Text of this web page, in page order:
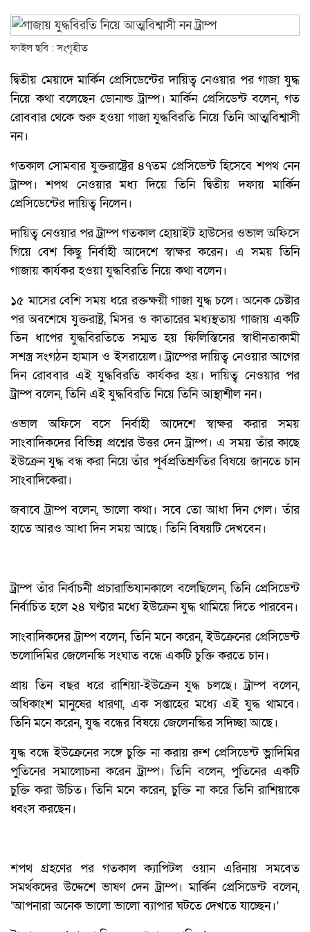
ফাইল ছবি : সংগৃহীত
দ্বিতীয় মেয়াদে মার্কিন প্রেসিডেন্টের দায়িত্ব নেওয়ার পর গাজা যুদ্ধ
নিয়ে কথা বলেছেন ডোনাল্ড ট্রাম্প। মার্কিন প্রেসিডেন্ট বলেন, গত
রোববার থেকে শুরু হওয়া গাজা যুদ্ধবিরতি নিয়ে তিনি আত্মবিশ্বাসী
নন।
গতকাল সোমবার যুক্তরাষ্ট্রের ৪৭তম প্রেসিডেন্ট হিসেবে শপথ নেন
ট্রাম্প। শপথ নেওয়ার মধ্য দিয়ে তিনি দ্বিতীয় দফায় মার্কিন
প্রেসিডেন্টের দায়িত্ব নিলেন।
দায়িত্ব নেওয়ার পর ট্রাম্প গতকাল হোয়াইট হাউসের ওভাল অফিসে
গিয়ে বেশ কিছু নির্বাহী আদেশে স্বাক্ষর করেন। এ সময় তিনি
গাজায় কার্যকর হওয়া যুদ্ধবিরতি নিয়ে কথা বলেন।
১৫ মাসের বেশি সময় ধরে রক্তক্ষয়ী গাজা যুদ্ধ চলে। অনেক চেষ্টার
পর অবশেষে যুক্তরাষ্ট্র, মিসর ও কাতারের মধ্যস্থতায় গাজায় একটি
তিন ধাপের যুদ্ধবিরতিতে সম্মত হয় ফিলিস্তিনের স্বাধীনতাকামী
সশস্ত্র সংগঠন হামাস ও ইসরায়েল। ট্রাম্পের দায়িত্ব নেওয়ার আগের
দিন রোববার এই যুদ্ধবিরতি কার্যকর হয়। দায়িত্ব নেওয়ার পর
ট্রাম্প বলেন, তিনি এই যুদ্ধবিরতি নিয়ে তিনি আস্থাশীল নন।
ওভাল অফিসে বসে নির্বাহী আদেশে স্বাক্ষর করার সময়
সাংবাদিকদের বিভিন্ন প্রশ্নের উত্তর দেন ট্রাম্প। এ সময় তাঁর কাছে
ইউক্রেন যুদ্ধ বন্ধ করা নিয়ে তাঁর পূর্বপ্রতিশ্রুতির বিষয়ে জানতে চান
সাংবাদিকেরা।
জবাবে ট্রাম্প বলেন, ভালো কথা। সবে তো আধা দিন গেল। তাঁর
হাতে আরও আধা দিন সময় আছে। তিনি বিষয়টি দেখবেন।
ট্রাম্প তাঁর নির্বাচনী প্রচারাভিযানকালে বলেছিলেন, তিনি প্রেসিডেন্ট
নির্বাচিত হলে ২৪ ঘণ্টার মধ্যে ইউক্রেন যুদ্ধ থামিয়ে দিতে পারবেন।
সাংবাদিকদের ট্রাম্প বলেন, তিনি মনে করেন, ইউক্রেনের প্রেসিডেন্ট
ভলোদিমির জেলেনস্কি সংঘাত বন্ধে একটি চুক্তি করতে চান।
প্রায় তিন বছর ধরে রাশিয়া-ইউক্রেন যুদ্ধ চলছে। ট্রাম্প বলেন,
অধিকাংশ মানুষের ধারণা, এক সপ্তাহের মধ্যে এই যুদ্ধ থামবে।
তিনি মনে করেন, যুদ্ধ বন্ধের বিষয়ে জেলেনস্কির সদিচ্ছা আছে।
যুদ্ধ বন্ধে ইউক্রেনের সঙ্গে চুক্তি না করায় রুশ প্রেসিডেন্ট ভ্লাদিমির
পুতিনের সমালোচনা করেন ট্রাম্প। তিনি বলেন, পুতিনের একটি
চুক্তি করা উচিত। তিনি মনে করেন, চুক্তি না করে তিনি রাশিয়াকে
ধ্বংস করছেন।
শপথ গ্রহণের পর গতকাল ক্যাপিটল ওয়ান এরিনায় সমবেত
সমর্থকদের উদ্দেশে ভাষণ দেন ট্রাম্প। মার্কিন প্রেসিডেন্ট বলেন,
‘আপনারা অনেক ভালো ভালো ব্যাপার ঘটতে দেখতে যাচ্ছেন।’